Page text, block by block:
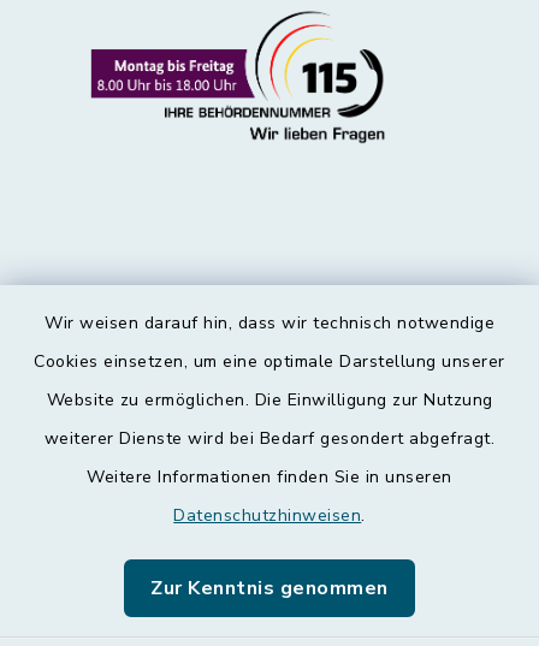
Wir weisen darauf hin, dass wir technisch notwendige
Cookies einsetzen, um eine optimale Darstellung unserer
Website zu ermöglichen. Die Einwilligung zur Nutzung
weiterer Dienste wird bei Bedarf gesondert abgefragt.
Weitere Informationen finden Sie in unseren
Datenschutzhinweisen.
Zur Kenntnis genommen
Kontakt
Datenschutz
Leichte Sprache